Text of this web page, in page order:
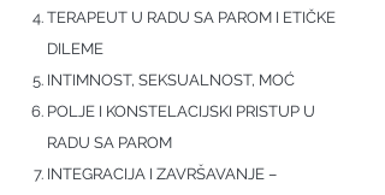
TERAPEUT U RADU SA PAROM I ETIČKE
DILEME
INTIMNOST, SEKSUALNOST, MOĆ
POLJE I KONSTELACIJSKI PRISTUP U
RADU SA PAROM
INTEGRACIJA I ZAVRŠAVANJE –